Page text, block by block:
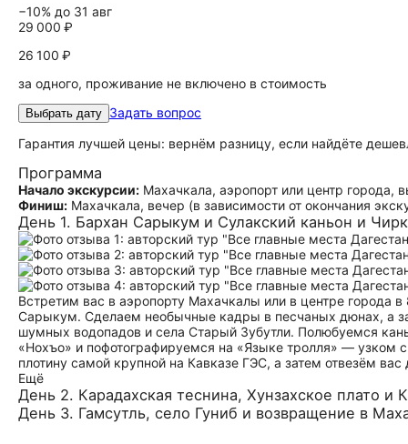
−10% до 31 авг
29 000 ₽
26 100 ₽
за одного, проживание не включено в стоимость
Выбрать дату Задать вопрос
Гарантия лучшей цены: вернём разницу, если найдёте
Программа
Начало экскурсии: Махачкала, аэропорт или центр города,
Финиш: Махачкала, вечер (в зависимости от окончания
День 1. Бархан Сарыкум и Сулакский каньон и
Встретим вас в аэропорту Махачкалы или в центре
Сарыкум. Сделаем необычные кадры в песчаных дюнах, а
шумных водопадов и села Старый Зубутли. Полюбуемся
«Нохъо» и пофотографируемся на «Языке тролля» — узком
плотину самой крупной на Кавказе ГЭС, а затем отвезём
Ещё
День 2. Карадахская теснина, Хунзахское плато и
День 3. Гамсутль, село Гуниб и возвращение в